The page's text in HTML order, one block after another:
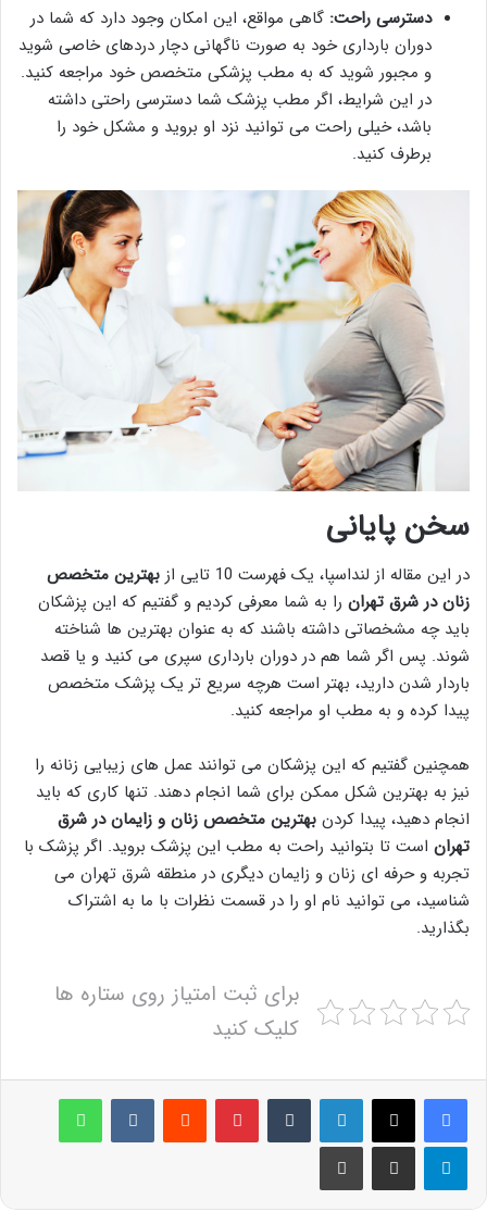
دسترسی راحت: گاهی مواقع، این امکان وجود دارد که شما در
دوران بارداری خود به صورت ناگهانی دچار دردهای خاصی شوید
و مجبور شوید که به مطب پزشکی متخصص خود مراجعه کنید.
در این شرایط، اگر مطب پزشک شما دسترسی راحتی داشته
باشد، خیلی راحت می توانید نزد او بروید و مشکل خود را
برطرف کنید.
سخن پایانی
در این مقاله از لنداسپا، یک فهرست 10 تایی از
بهترین متخصص
زنان در شرق تهران را به شما معرفی کردیم و گفتیم که این پزشکان
باید چه مشخصاتی داشته باشند که به عنوان بهترین ها شناخته
شوند. پس اگر شما هم در دوران بارداری سپری می کنید و یا قصد
باردار شدن دارید، بهتر است هرچه سریع تر یک پزشک متخصص
پیدا کرده و به مطب او مراجعه کنید.
همچنین گفتیم که این پزشکان می توانند عمل های زیبایی زنانه را
نیز به بهترین شکل ممکن برای شما انجام دهند. تنها کاری که باید
انجام دهید، پیدا کردن بهترین متخصص زنان و زایمان در شرق
تهران است تا بتوانید راحت به مطب این پزشک بروید. اگر پزشک با
تجربه و حرفه ای زنان و زایمان دیگری در منطقه شرق تهران می
شناسید، می توانید نام او را در قسمت نظرات با ما به اشتراک
بگذارید.
برای ثبت امتیاز روی ستاره ها
کلیک کنید
لینکدین ‫تامبلر پینترست‫رددیت ‫VKontakteواتس آپ
تلگرام اشتراک گذاری از طریق ایمیل چاپ